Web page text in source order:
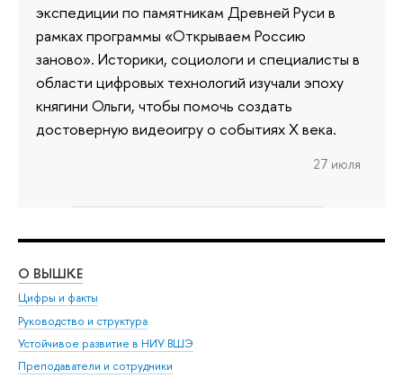
экспедиции по памятникам Древней Руси в
рамках программы «Открываем Россию
заново». Историки, социологи и специалисты в
области цифровых технологий изучали эпоху
княгини Ольги, чтобы помочь создать
достоверную видеоигру о событиях X века.
27 июля
О ВЫШКЕ
Цифры и факты
Руководство и структура
Устойчивое развитие в НИУ ВШЭ
Преподаватели и сотрудники